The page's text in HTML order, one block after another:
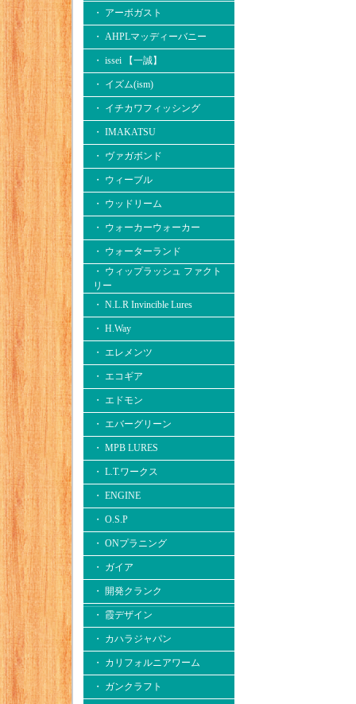
・ アーボガスト
・ AHPLマッディーバニー
・ issei 【一誠】
・ イズム(ism)
・ イチカワフィッシング
・ IMAKATSU
・ ヴァガボンド
・ ウィーブル
・ ウッドリーム
・ ウォーカーウォーカー
・ ウォーターランド
・ ウィップラッシュ ファクト
リー
・ N.L.R Invincible Lures
・ H.Way
・ エレメンツ
・ エコギア
・ エドモン
・ エバーグリーン
・ MPB LURES
・ L.T.ワークス
・ ENGINE
・ O.S.P
・ ONプラニング
・ ガイア
・ 開発クランク
・ 霞デザイン
・ カハラジャパン
・ カリフォルニアワーム
・ ガンクラフト